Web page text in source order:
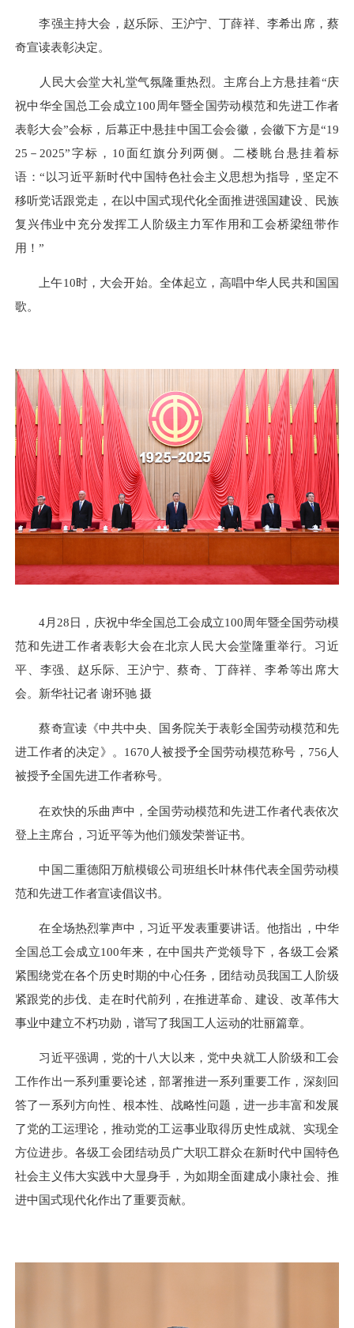
李强主持大会，赵乐际、王沪宁、丁薛祥、李希出席，蔡
奇宣读表彰决定。
人民大会堂大礼堂气氛隆重热烈。主席台上方悬挂着“庆
祝中华全国总工会成立100周年暨全国劳动模范和先进工作者
表彰大会”会标，后幕正中悬挂中国工会会徽，会徽下方是“19
25－2025”字标，10面红旗分列两侧。二楼眺台悬挂着标
语：“以习近平新时代中国特色社会主义思想为指导，坚定不
移听党话跟党走，在以中国式现代化全面推进强国建设、民族
复兴伟业中充分发挥工人阶级主力军作用和工会桥梁纽带作
用！”
上午10时，大会开始。全体起立，高唱中华人民共和国国
歌。
4月28日，庆祝中华全国总工会成立100周年暨全国劳动模
范和先进工作者表彰大会在北京人民大会堂隆重举行。习近
平、李强、赵乐际、王沪宁、蔡奇、丁薛祥、李希等出席大
会。新华社记者 谢环驰 摄
蔡奇宣读《中共中央、国务院关于表彰全国劳动模范和先
进工作者的决定》。1670人被授予全国劳动模范称号，756人
被授予全国先进工作者称号。
在欢快的乐曲声中，全国劳动模范和先进工作者代表依次
登上主席台，习近平等为他们颁发荣誉证书。
中国二重德阳万航模锻公司班组长叶林伟代表全国劳动模
范和先进工作者宣读倡议书。
在全场热烈掌声中，习近平发表重要讲话。他指出，中华
全国总工会成立100年来，在中国共产党领导下，各级工会紧
紧围绕党在各个历史时期的中心任务，团结动员我国工人阶级
紧跟党的步伐、走在时代前列，在推进革命、建设、改革伟大
事业中建立不朽功勋，谱写了我国工人运动的壮丽篇章。
习近平强调，党的十八大以来，党中央就工人阶级和工会
工作作出一系列重要论述，部署推进一系列重要工作，深刻回
答了一系列方向性、根本性、战略性问题，进一步丰富和发展
了党的工运理论，推动党的工运事业取得历史性成就、实现全
方位进步。各级工会团结动员广大职工群众在新时代中国特色
社会主义伟大实践中大显身手，为如期全面建成小康社会、推
进中国式现代化作出了重要贡献。